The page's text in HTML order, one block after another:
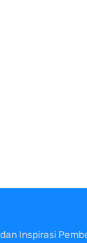
Inspirasi